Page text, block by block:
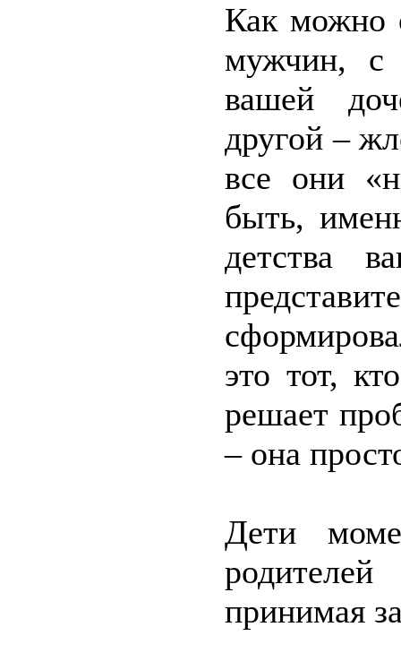
Как можно
мужчин, с
вашей
другой –
все они
быть,
детства
это тот,
решает
– она
Дети
принимая